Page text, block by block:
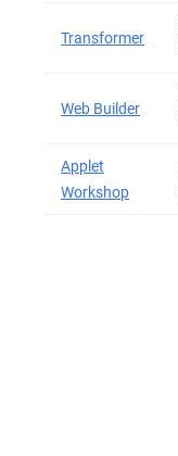
Transformer
Web Builder
Applet
Workshop